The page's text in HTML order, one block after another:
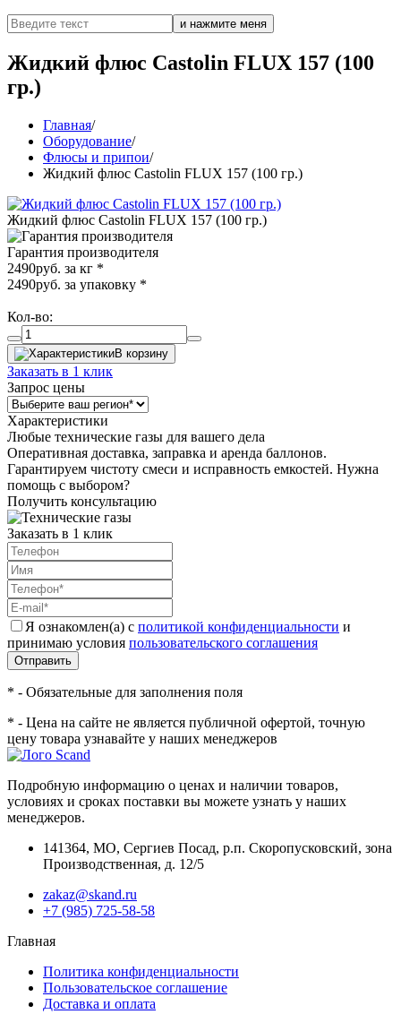
Жидкий флюс Castolin FLUX 157 (100
гр.)
Главная/
Оборудование/
Флюсы и припои/
Жидкий флюс Castolin FLUX 157 (100 гр.)
Жидкий флюс Castolin FLUX 157 (100 гр.)
Гарантия производителя
2490руб. за кг *
2490руб. за упаковку *
Кол-во:
В корзину
Заказать в 1 клик
Запрос цены
Характеристики
Любые технические газы для вашего дела
Оперативная доставка, заправка и аренда баллонов.
Гарантируем чистоту смеси и исправность емкостей. Нужна
помощь с выбором?
Получить консультацию
Заказать в 1 клик
Я ознакомлен(а) с политикой конфиденциальности и
принимаю условия пользовательского соглашения
Отправить
* - Обязательные для заполнения поля
* - Цена на сайте не является публичной офертой, точную
цену товара узнавайте у наших менеджеров
Подробную информацию о ценах и наличии товаров,
условиях и сроках поставки вы можете узнать у наших
менеджеров.
141364, МО, Сергиев Посад, р.п. Скоропусковский, зона
Производственная, д. 12/5
zakaz@skand.ru
+7 (985) 725-58-58
Главная
Политика конфиденциальности
Пользовательское соглашение
Доставка и оплата